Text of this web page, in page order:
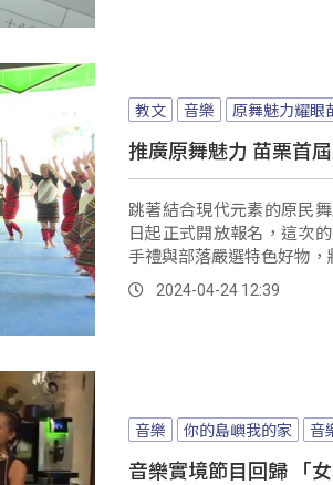
教文 音樂 原舞魅力耀眼
推廣原舞魅力 苗栗首
跳著結合現代元素的原民
日起正式開放報名，這次
手禮與部落嚴選特色好物
2024-04-24 12:39
音樂 你的島嶼我的家 音
音樂實境節目回歸 「